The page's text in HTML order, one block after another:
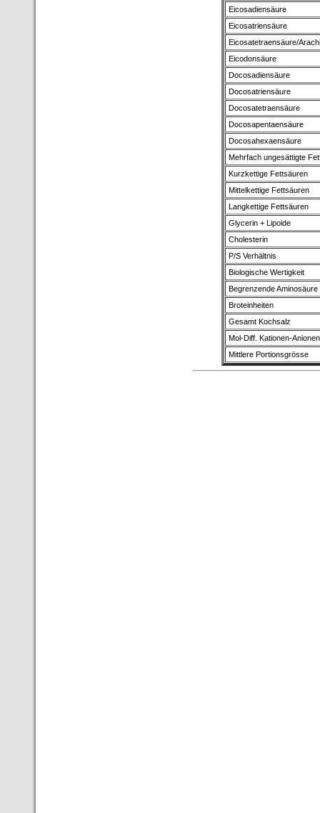
Eicosadiensäure
Eicosatriensäure
Eicosatetraensäure/
Eicodonsäure
Docosadiensäure
Docosatriensäure
Docosatetraensäure
Docosapentaensäure
Docosahexaensäure
Mehrfach ungesättigte
Kurzkettige Fettsäuren
Mittelkettige Fettsäuren
Langkettige Fettsäuren
Glycerin + Lipoide
Cholesterin
P/S Verhältnis
Biologische Wertigkeit
Begrenzende Aminosäure
Broteinheiten
Gesamt Kochsalz
Mol-Diff. Kationen-Anionen
Mittlere Portionsgrösse